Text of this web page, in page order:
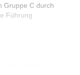
Gruppe C durch
Führung